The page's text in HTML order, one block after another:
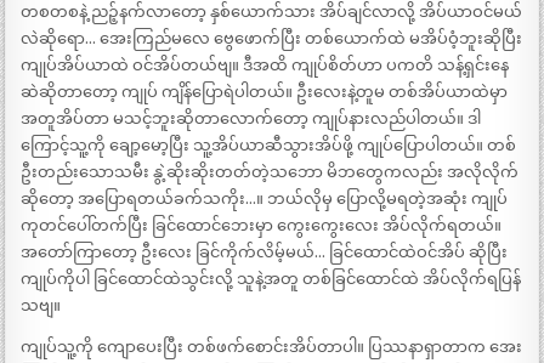
တစတစနဲ့ ညဉ့်နက်လာတော့ နှစ်ယောက်သား အိပ်ချင်လာလို့ အိပ်ယာဝင်မယ်
လဲဆိုရော… အေးကြည်မလေ ဗွေဖောက်ပြီး တစ်ယောက်ထဲ မအိပ်ဝံ့ဘူးဆိုပြီး
ကျုပ်အိပ်ယာထဲ ဝင်အိပ်တယ်ဗျ။ ဒီအထိ ကျုပ်စိတ်ဟာ ပကတိ သန့်ရှင်းနေ
ဆဲဆိုတာတော့ ကျုပ် ကျိန်ပြောရဲပါတယ်။ ဦးလေးနဲ့တူမ တစ်အိပ်ယာထဲမှာ
အတူအိပ်တာ မသင့်ဘူးဆိုတာလောက်တော့ ကျုပ်နားလည်ပါတယ်။ ဒါ
ကြောင့်သူ့ကို ချော့မော့ပြီး သူ့အိပ်ယာဆီသွားအိပ်ဖို့ ကျုပ်ပြောပါတယ်။ တစ်
ဦးတည်းသောသမီး နွဲ့ဆိုးဆိုးတတ်တဲ့သဘော မိဘတွေကလည်း အလိုလိုက်
ဆိုတော့ အပြောရတယ်ခက်သကိုး…။ ဘယ်လိုမှ ပြောလို့မရတဲ့အဆုံး ကျုပ်
ကုတင်ပေါ်တက်ပြီး ခြင်ထောင်ဘေးမှာ ကွေးကွေးလေး အိပ်လိုက်ရတယ်။
အတော်ကြာတော့ ဦးလေး ခြင်ကိုက်လိမ့်မယ်… ခြင်ထောင်ထဲဝင်အိပ် ဆိုပြီး
ကျုပ်ကိုပါ ခြင်ထောင်ထဲသွင်းလို့ သူနဲ့အတူ တစ်ခြင်ထောင်ထဲ အိပ်လိုက်ရပြန်
သဗျ။
ကျုပ်သူ့ကို ကျောပေးပြီး တစ်ဖက်စောင်းအိပ်တာပါ။ ပြဿနာရှာတာက အေး